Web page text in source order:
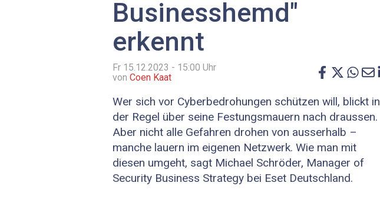
Businesshemd"
erkennt
Fr 15.12.2023 - 15:00 Uhr
von Coen Kaat
Wer sich vor Cyberbedrohungen schützen will, blickt in
der Regel über seine Festungsmauern nach draussen.
Aber nicht alle ­Gefahren ­drohen von ausserhalb –
manche lauern im eigenen Netzwerk. Wie man mit
diesen umgeht, sagt Michael Schröder, Manager of
Security Business Strategy bei Eset Deutschland.